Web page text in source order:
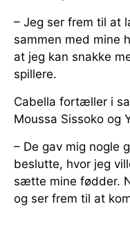
– Jeg ser frem til at
sammen med mine
at jeg kan snakke
spillere.
Cabella fortæller i
Moussa Sissoko og
– De gav mig nogle
beslutte, hvor jeg
sætte mine fødder.
og ser frem til at